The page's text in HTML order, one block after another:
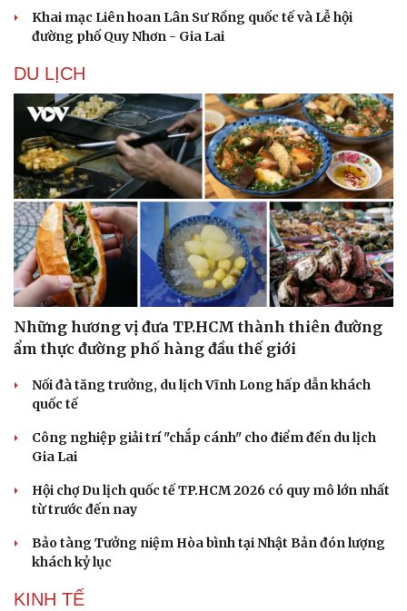
Sân khấu - Điện ảnh
Văn học
Di sản
Nghệ sĩ
Khai mạc Liên hoan Lân Sư Rồng quốc tế và Lễ hội
đường phố Quy Nhơn - Gia Lai
DU LỊCH
Những hương vị đưa TP.HCM thành thiên đường
ẩm thực đường phố hàng đầu thế giới
Nối đà tăng trưởng, du lịch Vĩnh Long hấp dẫn khách
quốc tế
Công nghiệp giải trí "chắp cánh" cho điểm đến du lịch
Gia Lai
Hội chợ Du lịch quốc tế TP.HCM 2026 có quy mô lớn nhất
từ trước đến nay
Bảo tàng Tưởng niệm Hòa bình tại Nhật Bản đón lượng
khách kỷ lục
KINH TẾ